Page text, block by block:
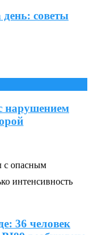
советы
нарушением
с опасным
интенсивность
36 человек